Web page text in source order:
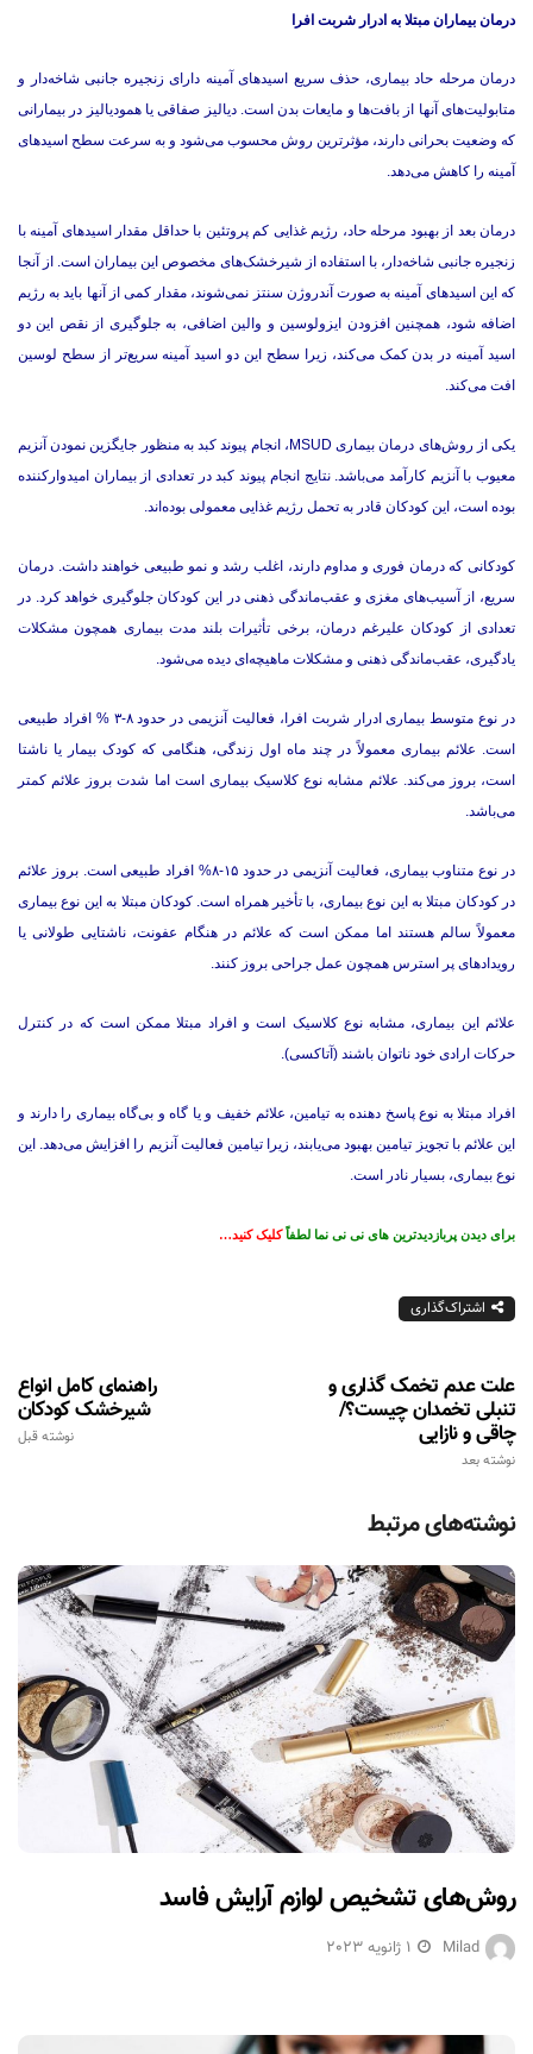
درمان بیماران مبتلا به ادرار شربت افرا
درمان مرحله حاد بیماری، حذف سریع اسیدهای آمینه دارای زنجیره جانبی شاخه‌دار و
متابولیت‌های آنها از بافت‌ها و مایعات بدن است. دیالیز صفاقی یا همودیالیز در بیمارانی
که وضعیت بحرانی دارند، مؤثرترین روش محسوب می‌شود و به سرعت سطح اسیدهای
آمینه را کاهش می‌دهد.
درمان بعد از بهبود مرحله حاد، رژیم غذایی کم پروتئین با حداقل مقدار اسیدهای آمینه با
زنجیره جانبی شاخه‌دار، با استفاده از شیرخشک‌های مخصوص این بیماران است. از آنجا
که این اسیدهای آمینه به صورت آندروژن سنتز نمی‌شوند، مقدار کمی از آنها باید به رژیم
اضافه شود، همچنین افزودن ایزولوسین و والین اضافی، به جلوگیری از نقص این دو
اسید آمینه در بدن کمک می‌کند، زیرا سطح این دو اسید آمینه سریع‌تر از سطح لوسین
افت می‌کند.
یکی از روش‌های درمان بیماری MSUD، انجام پیوند کبد به منظور جایگزین نمودن آنزیم
معیوب با آنزیم کارآمد می‌باشد. نتایج انجام پیوند کبد در تعدادی از بیماران امیدوارکننده
بوده است، این کودکان قادر به تحمل رژیم غذایی معمولی بوده‌اند.
کودکانی که درمان فوری و مداوم دارند، اغلب رشد و نمو طبیعی خواهند داشت. درمان
سریع، از آسیب‌های مغزی و عقب‌ماندگی ذهنی در این کودکان جلوگیری خواهد کرد. در
تعدادی از کودکان علیرغم درمان، برخی تأثیرات بلند مدت بیماری همچون مشکلات
یادگیری، عقب‌ماندگی ذهنی و مشکلات ماهیچه‌ای دیده می‌شود.
در نوع متوسط بیماری ادرار شربت افرا، فعالیت آنزیمی در حدود ۸-۳ % افراد طبیعی
است. علائم بیماری معمولاً در چند ماه اول زندگی، هنگامی که کودک بیمار یا ناشتا
است، بروز می‌کند. علائم مشابه نوع کلاسیک بیماری است اما شدت بروز علائم کمتر
می‌باشد.
در نوع متناوب بیماری، فعالیت آنزیمی در حدود ۱۵-۸% افراد طبیعی است. بروز علائم
در کودکان مبتلا به این نوع بیماری، با تأخیر همراه است. کودکان مبتلا به این نوع بیماری
معمولاً سالم هستند اما ممکن است که علائم در هنگام عفونت، ناشتایی طولانی یا
رویدادهای پر استرس همچون عمل جراحی بروز کنند.
علائم این بیماری، مشابه نوع کلاسیک است و افراد مبتلا ممکن است که در کنترل
حرکات ارادی خود ناتوان باشند (آتاکسی).
افراد مبتلا به نوع پاسخ دهنده به تیامین، علائم خفیف و یا گاه و بی‌گاه بیماری را دارند و
این علائم با تجویز تیامین بهبود می‌یابند، زیرا تیامین فعالیت آنزیم را افزایش می‌دهد. این
نوع بیماری، بسیار نادر است.
برای دیدن پربازدیدترین های نی نی نما لطفاً کلیک کنید…
اشتراک‌گذاری
راهنمای کامل انواع
شیرخشک کودکان
نوشته قبل
علت عدم تخمک گذاری و
تنبلی تخمدان چیست؟/
چاقی و نازایی
نوشته بعد
نوشته‌های مرتبط
روش‌های تشخیص لوازم آرایش فاسد
Milad 1 ژانویه 2023